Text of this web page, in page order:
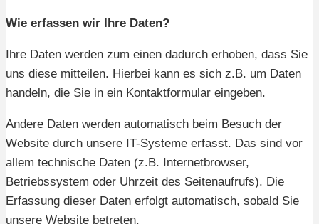
Wie erfassen wir Ihre Daten?
Ihre Daten werden zum einen dadurch erhoben, dass Sie
uns diese mitteilen. Hierbei kann es sich z.B. um Daten
handeln, die Sie in ein Kontaktformular eingeben.
Andere Daten werden automatisch beim Besuch der
Website durch unsere IT-Systeme erfasst. Das sind vor
allem technische Daten (z.B. Internetbrowser,
Betriebssystem oder Uhrzeit des Seitenaufrufs). Die
Erfassung dieser Daten erfolgt automatisch, sobald Sie
unsere Website betreten.